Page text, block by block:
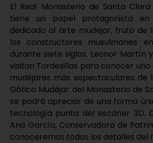
El Real Monasterio de Santa
tiene un papel protagonista
dedicado al arte mudéjar, fruto de
los constructores musulmanes
durante siete siglos. Leonor Martín
visitan Tordesillas para conocer
mudéjares más espectaculares de
Gótico Mudéjar del Monasterio de
se podrá apreciar de una forma
tecnología punta del escáner 3D.
Ana García, Conservadora de
conoceremos todos los detalles del